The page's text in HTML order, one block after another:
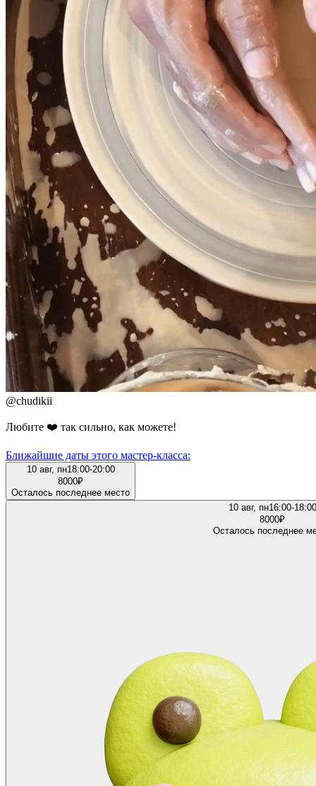
@chudikii
Любите ❤️ так сильно, как можете!
Ближайшие даты этого мастер‑класса:
10 авг, пн18:00-20:00
8000₽
Осталось последнее место
10 авг, пн16:00-18:00
8000₽
Осталось последнее